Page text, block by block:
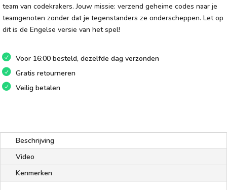
team van codekrakers. Jouw missie: verzend geheime codes naar je
teamgenoten zonder dat je tegenstanders ze onderscheppen. Let op
dit is de Engelse versie van het spel!
Voor 16:00 besteld, dezelfde dag verzonden
Gratis retourneren
Veilig betalen
Beschrijving
Video
Kenmerken